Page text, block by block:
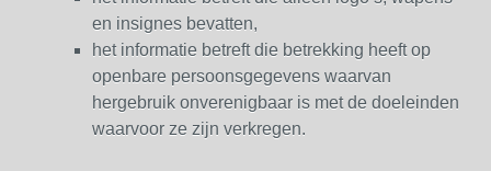
en insignes bevatten,
het informatie betreft die betrekking heeft op
openbare persoonsgegevens waarvan
hergebruik onverenigbaar is met de doeleinden
waarvoor ze zijn verkregen.